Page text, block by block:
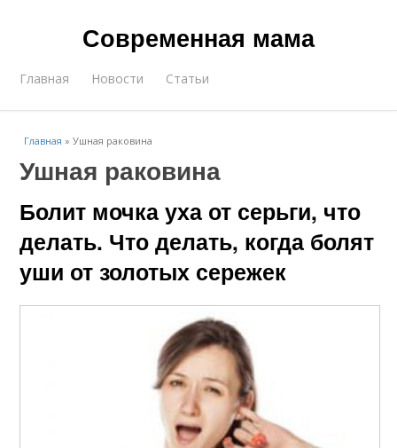
Современная мама
Главная Новости Статьи
Главная »Ушная раковина
Ушная раковина
Болит мочка уха от серьги, что
делать. Что делать, когда болят
уши от золотых сережек